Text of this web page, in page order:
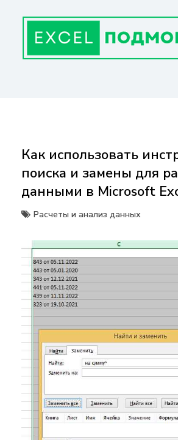
содержанию
Как использовать
поиска и замены для
данными в Microsoft
Расчеты и анализ данных